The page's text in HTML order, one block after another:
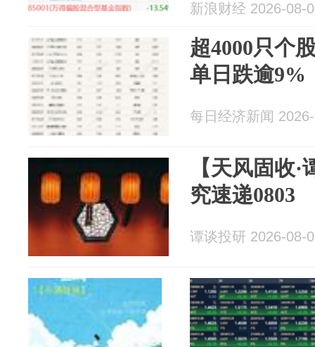
新浪财经 2026-08-
超4000只个
单日跌逾9%
每日经济新闻
【天风固收
究速递0803
谭谈投研 2026-08-